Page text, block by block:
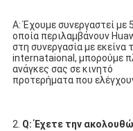
Α: Έχουμε συνεργαστεί με
οποία περιλαμβάνουν
στη συνεργασία με εκείνα
internataional, μπορούμε
ανάγκες σας σε κινητό
προτερήματα που
2. Q: Έχετε την